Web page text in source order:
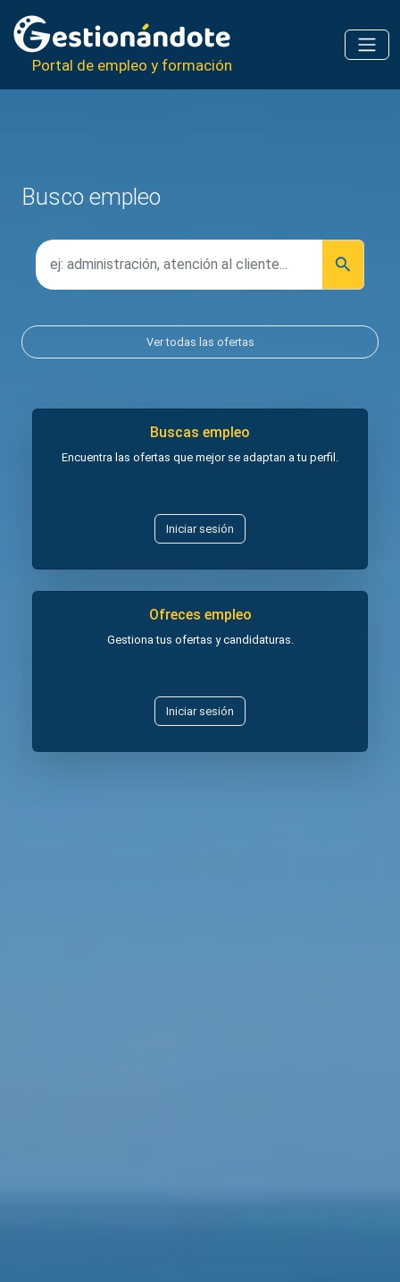
Portal de empleo y formación
Busco empleo
Ver todas las ofertas
Buscas empleo
Encuentra las ofertas que mejor se adaptan a tu perfil.
Iniciar sesión
Ofreces empleo
Gestiona tus ofertas y candidaturas.
Iniciar sesión